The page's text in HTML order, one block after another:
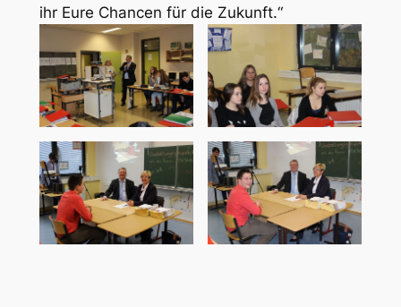
ihr Eure Chancen für die Zukunft.“